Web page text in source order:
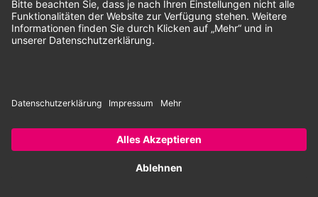
Unsere Zahlungsarten:
Rechnung SEPA-Lastschrift Vorkasse